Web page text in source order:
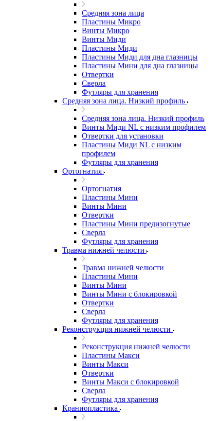
Средняя зона лица
Пластины Микро
Винты Микро
Винты Миди
Пластины Миди
Пластины Миди для дна глазницы
Пластины Мини для дна глазницы
Отвертки
Сверла
Футляры для хранения
Средняя зона лица. Низкий профиль
Средняя зона лица. Низкий профиль
Винты Миди NL с низким профилем
Отвертки для установки
Пластины Миди NL с низким
профилем
Футляры для хранения
Ортогнатия
Ортогнатия
Пластины Мини
Винты Мини
Отвертки
Пластины Мини предизогнутые
Сверла
Футляры для хранения
Травма нижней челюсти
Травма нижней челюсти
Пластины Мини
Винты Мини
Винты Мини с блокировкой
Отвертки
Сверла
Футляры для хранения
Реконструкция нижней челюсти
Реконструкция нижней челюсти
Пластины Макси
Винты Макси
Отвертки
Винты Макси с блокировкой
Сверла
Футляры для хранения
Краниопластика